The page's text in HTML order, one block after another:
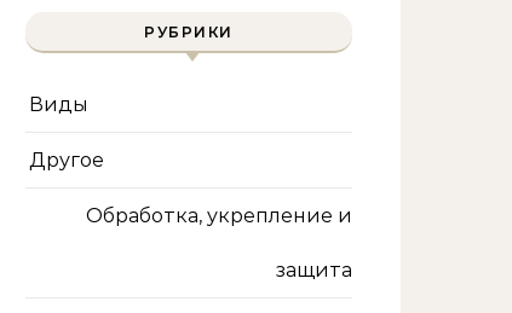
РУБРИКИ
Виды
Другое
Обработка, укрепление и
защита